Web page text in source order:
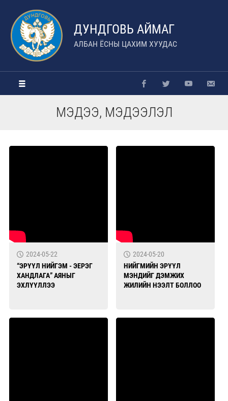
ДУНДГОВЬ АЙМАГ
АЛБАН ЁСНЫ ЦАХИМ ХУУДАС
МЭДЭЭ, МЭДЭЭЛЭЛ
2024-05-22
“ЭРҮҮЛ НИЙГЭМ - ЭЕРЭГ
ХАНДЛАГА” АЯНЫГ
ЭХЛҮҮЛЛЭЭ
2024-05-20
НИЙГМИЙН ЭРҮҮЛ
МЭНДИЙГ ДЭМЖИХ
ЖИЛИЙН НЭЭЛТ БОЛЛОО